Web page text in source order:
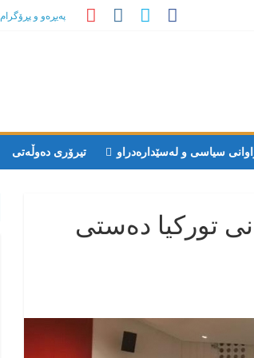
پەیڕەو و پڕۆگرام
سیاسی و لەسێدارەدراو تیرۆری دەوڵەتی
تورکیا دەستی